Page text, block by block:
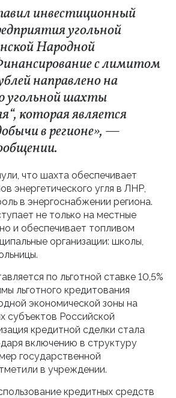
инвестиционный
угольной
Народной
с лимитом
направлено на
угольной шахты
которая является
в регионе», —
что шахта обеспечивает
энергетического угля в ЛНР,
в энергоснабжении региона.
не только на местные
и обеспечивает топливом
организации: школы,
по льготной ставке 10,5%
льготного кредитования
экономической зоны на
субъектов Российской
кредитной сделки стала
включению в структуру
государственной
в учреждении.
кредитных средств